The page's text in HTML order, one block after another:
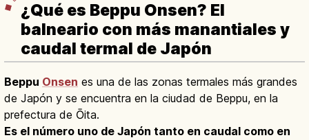
¿Qué es Beppu Onsen? El
balneario con más manantiales y
caudal termal de Japón
Beppu Onsen es una de las zonas termales más grandes
de Japón y se encuentra en la ciudad de Beppu, en la
prefectura de Ōita.
Es el número uno de Japón tanto en caudal como en